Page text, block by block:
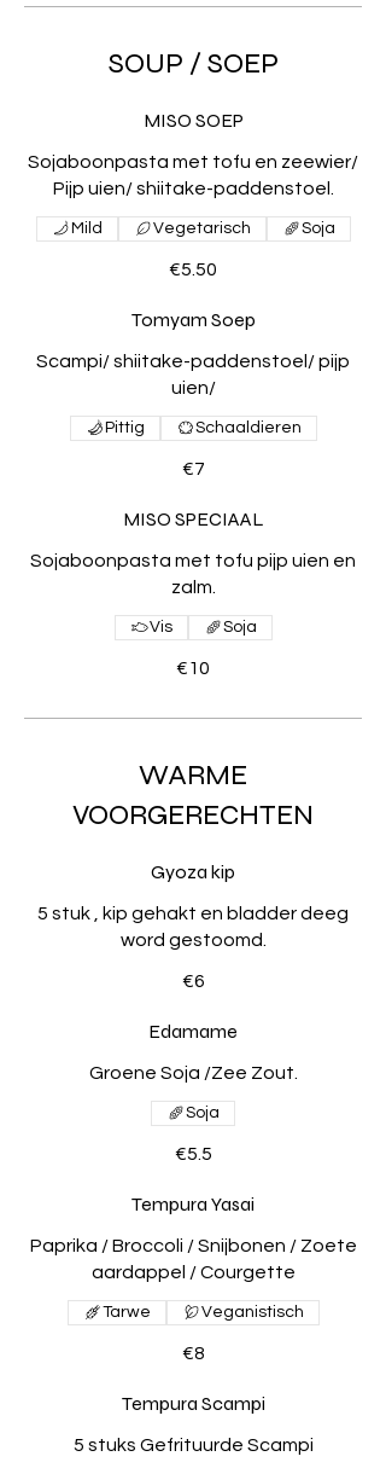
SOUP / SOEP
MISO SOEP
Sojaboonpasta met tofu en zeewier/
Pijp uien/ shiitake-paddenstoel.
€5.50
Mild Vegetarisch Soja
Tomyam Soep
Scampi/ shiitake-paddenstoel/ pijp
uien/
€7
Pittig Schaaldieren
MISO SPECIAAL
Sojaboonpasta met tofu pijp uien en
zalm.
€10
Vis Soja
WARME
VOORGERECHTEN
Gyoza kip
5 stuk , kip gehakt en bladder deeg
word gestoomd.
€6
Edamame
Groene Soja /Zee Zout.
€5.5
Soja
Tempura Yasai
Paprika / Broccoli / Snijbonen / Zoete
aardappel / Courgette
€8
Tarwe Veganistisch
Tempura Scampi
5 stuks Gefrituurde Scampi